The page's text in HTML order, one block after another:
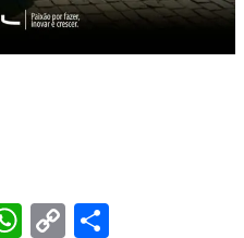
W C S